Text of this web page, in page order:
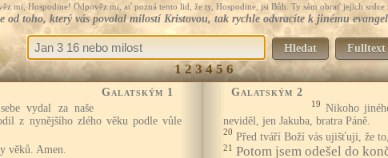
mi, Hospodine! Odpověz mi, ať pozná tento lid, že ty, Hospodine, jsi Bůh. Ty sám obrať jejich srdce
od toho, který vás povolal milostí Kristovou, tak rychle odvracíte k jinému
Hledat Fulltext
1 2 3 4 5 6
Galatským 1
vydal za naše
z nynějšího zlého věku podle vůle
věků. Amen.
Galatským 2
19 Nikoho
neviděl, jen Jakuba, bratra Páně.
20 Před tváří Boží vás ujišťuji, že
21 Potom jsem odešel do